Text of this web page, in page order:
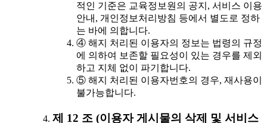
적인 기준은 교육정보원의 공지, 서비스 이용
안내, 개인정보처리방침 등에서 별도로 정하
는 바에 의합니다.
④ 해지 처리된 이용자의 정보는 법령의 규정
에 의하여 보존할 필요성이 있는 경우를 제외
하고 지체 없이 파기합니다.
⑤ 해지 처리된 이용자번호의 경우, 재사용이
불가능합니다.
제 12 조 (이용자 게시물의 삭제 및 서비스